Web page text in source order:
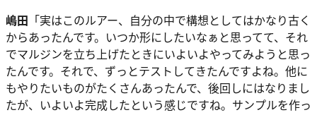
嶋田 「実はこのルアー、自分の中で構想としてはかなり古く
からあったんです。いつか形にしたいなぁと思ってて、それ
でマルジンを立ち上げたときにいよいよやってみようと思っ
たんです。それで、ずっとテストしてきたんですよね。他に
もやりたいものがたくさんあったんで、後回しにはなりまし
たが、いよいよ完成したという感じですね。サンプルを作っ